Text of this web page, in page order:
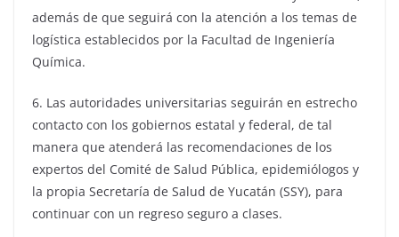
además de que seguirá con la atención a los temas de
logística establecidos por la Facultad de Ingeniería
Química.
6. Las autoridades universitarias seguirán en estrecho
contacto con los gobiernos estatal y federal, de tal
manera que atenderá las recomendaciones de los
expertos del Comité de Salud Pública, epidemiólogos y
la propia Secretaría de Salud de Yucatán (SSY), para
continuar con un regreso seguro a clases.